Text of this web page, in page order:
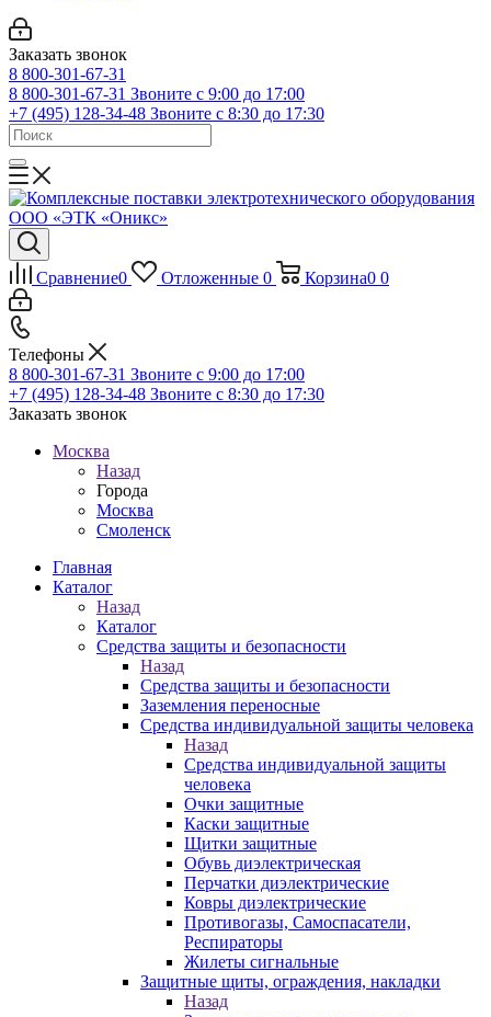
Заказать звонок
8 800-301-67-31
8 800-301-67-31 Звоните с 9:00 до 17:00
+7 (495) 128-34-48 Звоните с 8:30 до 17:30
Сравнение0 Отложенные 0 Корзина0 0
Телефоны
8 800-301-67-31 Звоните с 9:00 до 17:00
+7 (495) 128-34-48 Звоните с 8:30 до 17:30
Заказать звонок
Москва
Назад
Города
Москва
Смоленск
Главная
Каталог
Назад
Каталог
Средства защиты и безопасности
Назад
Средства защиты и безопасности
Заземления переносные
Средства индивидуальной защиты человека
Назад
Средства индивидуальной защиты
человека
Очки защитные
Каски защитные
Щитки защитные
Обувь диэлектрическая
Перчатки диэлектрические
Ковры диэлектрические
Противогазы, Самоспасатели,
Респираторы
Жилеты сигнальные
Защитные щиты, ограждения, накладки
Назад